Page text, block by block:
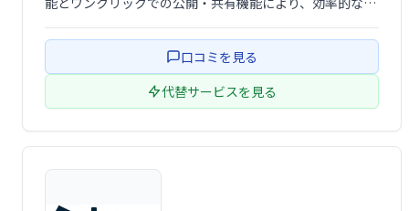
文やレポート作成に最適です。
口コミを見る
代替サービスを見る